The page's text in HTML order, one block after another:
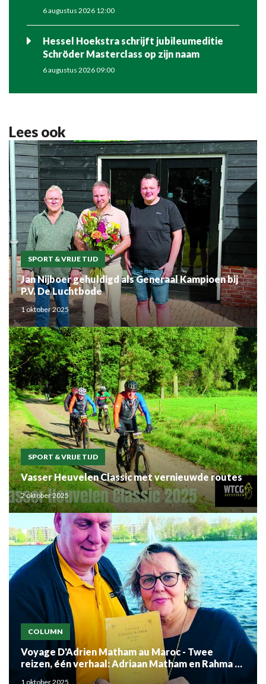
6 augustus 2026 12:00
Hessel Hoekstra schrijft jubileumeditie
Schröder Masterclass op zijn naam
6 augustus 2026 09:00
Lees ook
SPORT & VRIJE TIJD
Jan Nijboer gehuldigd als Generaal Kampioen bij
P.V. De Luchtbode
1 oktober 2025
SPORT & VRIJE TIJD
Vasser Heuvelen Classic met vernieuwde routes
2 oktober 2025
COLUMN
Voyage D'Adrien Matham au Maroc - Twee
reizen, één verhaal: Adriaan Matham en Rahma el
Mouden
1 oktober 2025